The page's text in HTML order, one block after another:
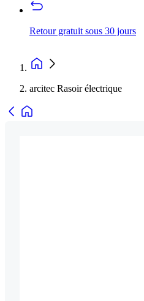
Retour gratuit sous 30 jours
arcitec Rasoir électrique